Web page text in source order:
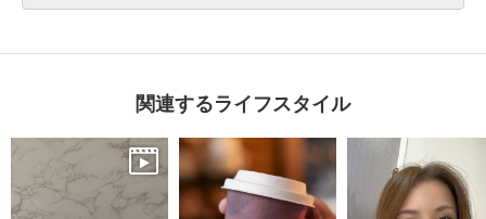
関連するライフスタイル